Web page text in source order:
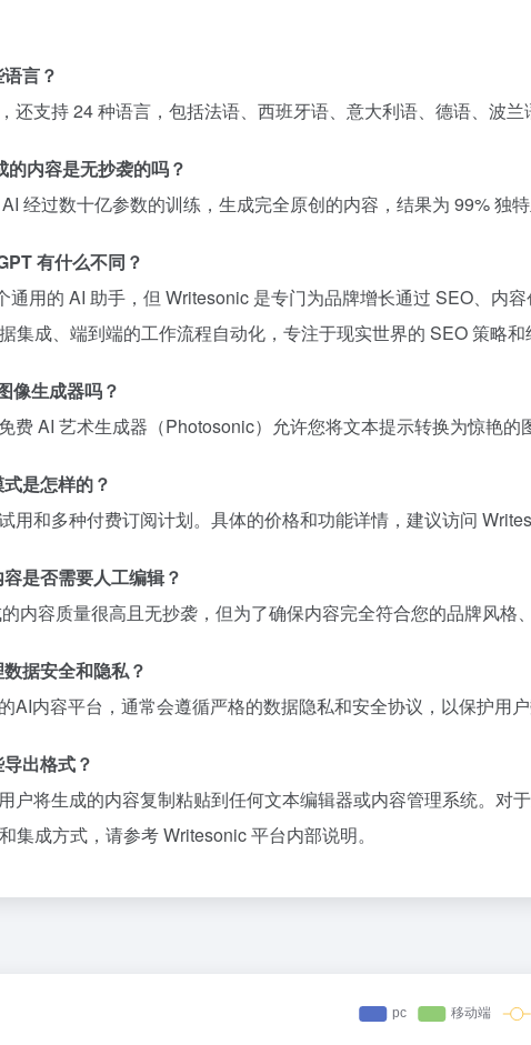
言？
还支持 24 种语言，包括法语、西班牙语、意大利语、德语、波兰
内容是无抄袭的吗？
经过数十亿参数的训练，生成完全原创的内容，结果为 99% 独特
有什么不同？
通用的 AI 助手，但 Writesonic 是专门为品牌增长通过 SEO、内
集成、端到端的工作流程自动化，专注于现实世界的 SEO 策略和
像生成器吗？
费 AI 艺术生成器（Photosonic）允许您将文本提示转换为惊艳的
是怎样的？
用和多种付费订阅计划。具体的价格和功能详情，建议访问
是否需要人工编辑？
内容质量很高且无抄袭，但为了确保内容完全符合您的品牌风格
据安全和隐私？
AI内容平台，通常会遵循严格的数据隐私和安全协议，以保护用
出格式？
户将生成的内容复制粘贴到任何文本编辑器或内容管理系统。对
集成方式，请参考 Writesonic 平台内部说明。